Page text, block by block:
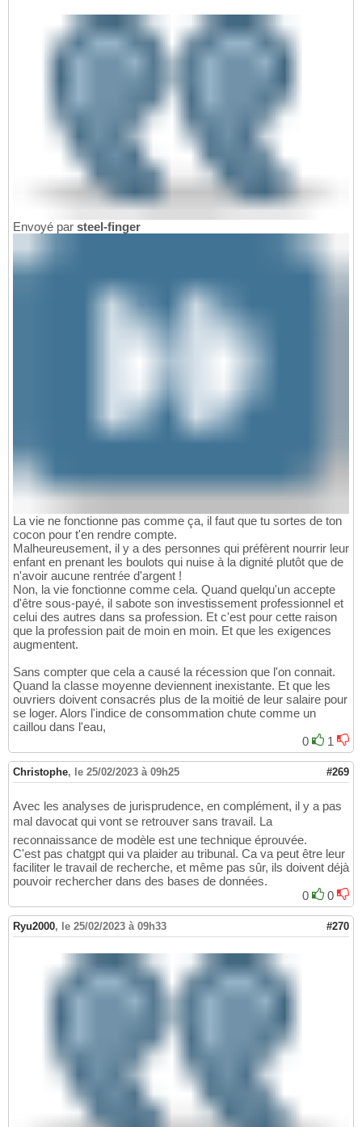
Envoyé par steel-finger
La vie ne fonctionne pas comme ça, il faut que tu sortes de ton
cocon pour t'en rendre compte.
Malheureusement, il y a des personnes qui préfèrent nourrir leur
enfant en prenant les boulots qui nuise à la dignité plutôt que de
n'avoir aucune rentrée d'argent !
Non, la vie fonctionne comme cela. Quand quelqu'un accepte
d'être sous-payé, il sabote son investissement professionnel et
celui des autres dans sa profession. Et c'est pour cette raison
que la profession pait de moin en moin. Et que les exigences
augmentent.
Sans compter que cela a causé la récession que l'on connait.
Quand la classe moyenne deviennent inexistante. Et que les
ouvriers doivent consacrés plus de la moitié de leur salaire pour
se loger. Alors l'indice de consommation chute comme un
caillou dans l'eau,
0
1
Christophe, le 25/02/2023 à 09h25 #269
Avec les analyses de jurisprudence, en complément, il y a pas
mal davocat qui vont se retrouver sans travail. La
reconnaissance de modèle est une technique éprouvée.
C'est pas chatgpt qui va plaider au tribunal. Ca va peut être leur
faciliter le travail de recherche, et même pas sûr, ils doivent déjà
pouvoir rechercher dans des bases de données.
0
0
Ryu2000, le 25/02/2023 à 09h33 #270